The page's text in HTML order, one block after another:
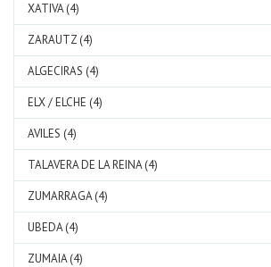
XATIVA (4)
ZARAUTZ (4)
ALGECIRAS (4)
ELX / ELCHE (4)
AVILES (4)
TALAVERA DE LA REINA (4)
ZUMARRAGA (4)
UBEDA (4)
ZUMAIA (4)